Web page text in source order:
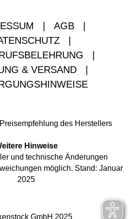
AGB
& VERSAND
des Herstellers
Hinweise
und technische Änderungen
möglich. Stand: Januar
2025
GmbH 2025